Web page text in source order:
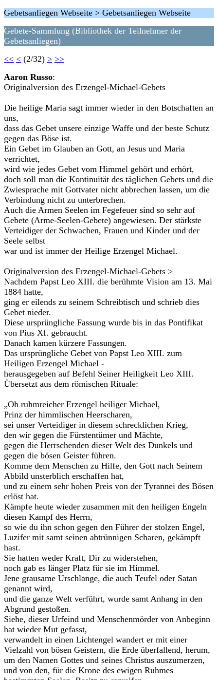
Gebetsanliegen Webseite > Gebetsanliegen Webseite
Gebete-Sammlung (Bibliothek der Teilnehmer der
Gebetsanliegen)
<< < (2/32) > >>
Aaron Russo:
Originalversion des Erzengel-Michael-Gebets
Die heilige Maria sagt immer wieder in den Botschaften an
uns,
dass das Gebet unsere einzige Waffe und der beste Schutz
gegen das Böse ist.
Ein Gebet im Glauben an Gott, an Jesus und Maria
verrichtet,
wird wie jedes Gebet vom Himmel gehört und erhört,
doch soll man die Kontinuität des täglichen Gebets und die
Zwiesprache mit Gottvater nicht abbrechen lassen, um die
Verbindung nicht zu unterbrechen.
Auch die Armen Seelen im Fegefeuer sind so sehr auf
Gebete (Arme-Seelen-Gebete) angewiesen. Der stärkste
Verteidiger der Schwachen, Frauen und Kinder und der
Seele selbst
war und ist immer der Heilige Erzengel Michael.
Originalversion des Erzengel-Michael-Gebets >
Nachdem Papst Leo XIII. die berühmte Vision am 13. Mai
1884 hatte,
ging er eilends zu seinem Schreibtisch und schrieb dies
Gebet nieder.
Diese ursprüngliche Fassung wurde bis in das Pontifikat
von Pius XI. gebraucht.
Danach kamen kürzere Fassungen.
Das ursprüngliche Gebet von Papst Leo XIII. zum
Heiligen Erzengel Michael -
herausgegeben auf Befehl Seiner Heiligkeit Leo XIII.
Übersetzt aus dem römischen Rituale:
„Oh ruhmreicher Erzengel heiliger Michael,
Prinz der himmlischen Heerscharen,
sei unser Verteidiger in diesem schrecklichen Krieg,
den wir gegen die Fürstentümer und Mächte,
gegen die Herrschenden dieser Welt des Dunkels und
gegen die bösen Geister führen.
Komme dem Menschen zu Hilfe, den Gott nach Seinem
Abbild unsterblich erschaffen hat,
und zu einem sehr hohen Preis von der Tyrannei des Bösen
erlöst hat.
Kämpfe heute wieder zusammen mit den heiligen Engeln
diesen Kampf des Herrn,
so wie du ihn schon gegen den Führer der stolzen Engel,
Luzifer mit samt seinen abtrünnigen Scharen, gekämpft
hast.
Sie hatten weder Kraft, Dir zu widerstehen,
noch gab es länger Platz für sie im Himmel.
Jene grausame Urschlange, die auch Teufel oder Satan
genannt wird,
und die ganze Welt verführt, wurde samt Anhang in den
Abgrund gestoßen.
Siehe, dieser Urfeind und Menschenmörder von Anbeginn
hat wieder Mut gefasst,
verwandelt in einen Lichtengel wandert er mit einer
Vielzahl von bösen Geistern, die Erde überfallend, herum,
um den Namen Gottes und seines Christus auszumerzen,
und von den, für die Krone des ewigen Ruhmes